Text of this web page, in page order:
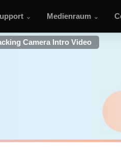
Medienraum
Camera Intro Video